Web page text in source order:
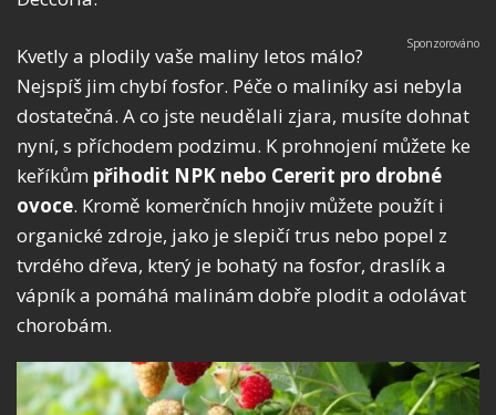
Kvetly a plodily vaše maliny letos málo?
Nejspíš jim chybí fosfor. Péče o maliníky asi nebyla
dostatečná. A co jste neudělali zjara, musíte dohnat
nyní, s příchodem podzimu. K prohnojení můžete ke
keříkům přihodit NPK nebo Cererit pro drobné
ovoce. Kromě komerčních hnojiv můžete použít i
organické zdroje, jako je slepičí trus nebo popel z
tvrdého dřeva, který je bohatý na fosfor, draslík a
vápník a pomáhá malinám dobře plodit a odolávat
chorobám.